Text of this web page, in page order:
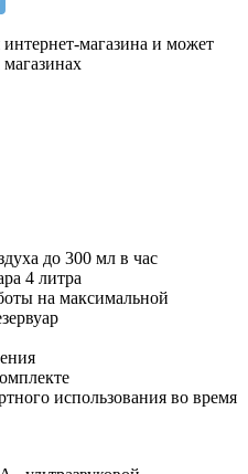
магазина и может
до 300 мл в час
4 литра
на максимальной
использования во время